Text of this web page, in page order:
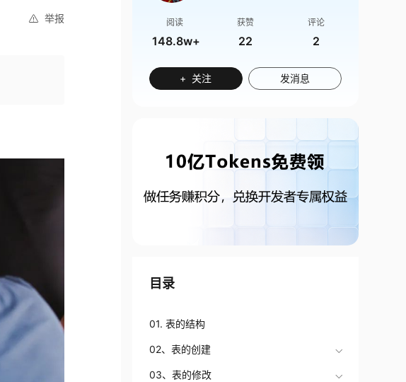
举报 阅读
148.8w+
获赞
22
评论
2
+ 关注 发消息
目录
01. 表的结构
02、表的创建
03、表的修改